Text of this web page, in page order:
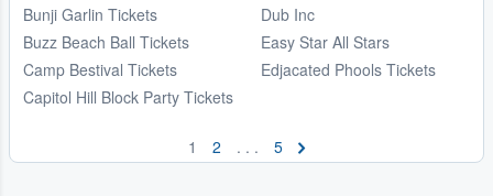
Bunji Garlin Tickets
Buzz Beach Ball Tickets
Camp Bestival Tickets
Capitol Hill Block Party Tickets
Dub Inc
Easy Star All Stars
Edjacated Phools Tickets
1 2 . . . 5